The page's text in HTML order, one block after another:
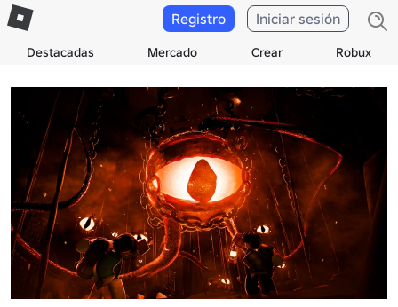
Destacadas Mercado Crear Robux
Registro Iniciar sesión